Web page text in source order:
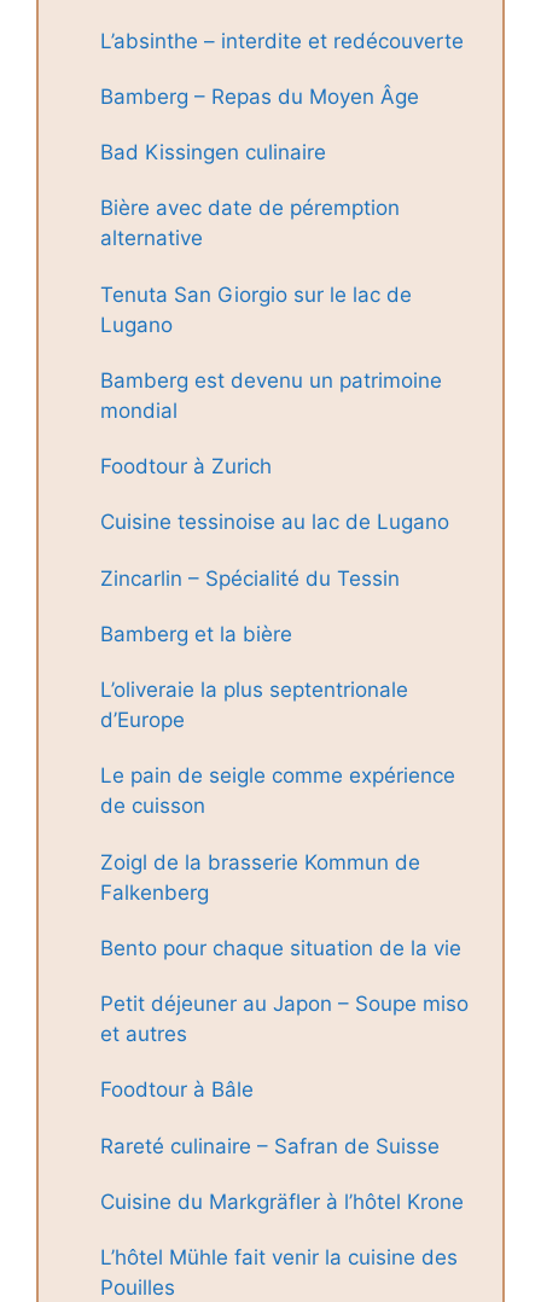
L’absinthe – interdite et redécouverte
Bamberg – Repas du Moyen Âge
Bad Kissingen culinaire
Bière avec date de péremption
alternative
Tenuta San Giorgio sur le lac de
Lugano
Bamberg est devenu un patrimoine
mondial
Foodtour à Zurich
Cuisine tessinoise au lac de Lugano
Zincarlin – Spécialité du Tessin
Bamberg et la bière
L’oliveraie la plus septentrionale
d’Europe
Le pain de seigle comme expérience
de cuisson
Zoigl de la brasserie Kommun de
Falkenberg
Bento pour chaque situation de la vie
Petit déjeuner au Japon – Soupe miso
et autres
Foodtour à Bâle
Rareté culinaire – Safran de Suisse
Cuisine du Markgräfler à l’hôtel Krone
L’hôtel Mühle fait venir la cuisine des
Pouilles